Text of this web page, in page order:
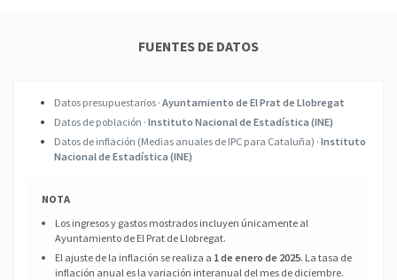
FUENTES DE DATOS
Datos presupuestarios · Ayuntamiento de El Prat de Llobregat
Datos de población · Instituto Nacional de Estadística (INE)
Datos de inflación (Medias anuales de IPC para Cataluña) · Instituto
Nacional de Estadística (INE)
NOTA
Los ingresos y gastos mostrados incluyen únicamente al
Ayuntamiento de El Prat de Llobregat.
El ajuste de la inflación se realiza a 1 de enero de 2025. La tasa de
inflación anual es la variación interanual del mes de diciembre.